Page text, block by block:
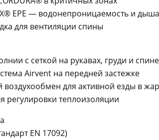
EPE — водонепроницаемость и
для вентиляции спины
с сеткой на рукавах, груди и спине
Airvent на передней застежке
для активной езды в
регулировки теплоизоляции
EN 17092)